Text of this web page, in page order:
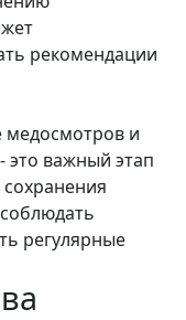
рекомендации
медосмотров и
это важный этап
регулярные